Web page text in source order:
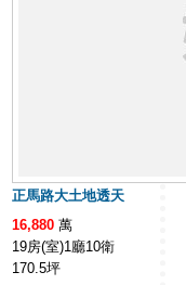
正馬路大土地透天
16,880 萬
19房(室)1廳10衛
170.5坪